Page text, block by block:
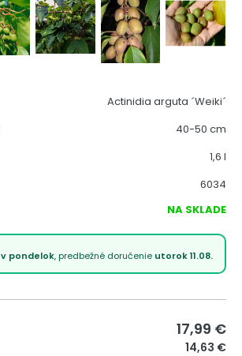
Actinidia arguta ´Weiki´
40-50 cm
1,6 l
6034
NA SKLADE
v pondelok, predbežné doručenie utorok 11.08.
17,99 €
14,63 €